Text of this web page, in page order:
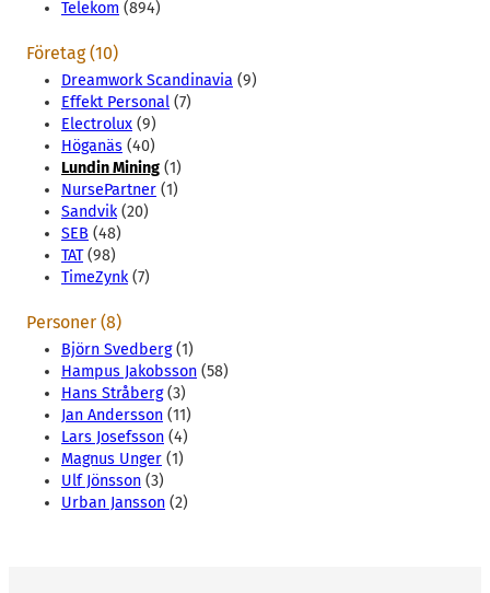
Telekom (894)
Företag (10)
Dreamwork Scandinavia (9)
Effekt Personal (7)
Electrolux (9)
Höganäs (40)
Lundin Mining (1)
NursePartner (1)
Sandvik(20)
SEB (48)
TAT(98)
TimeZynk(7)
Personer (8)
Björn Svedberg(1)
Hampus Jakobsson (58)
Hans Stråberg(3)
Jan Andersson (11)
Lars Josefsson (4)
Magnus Unger (1)
Ulf Jönsson (3)
Urban Jansson (2)